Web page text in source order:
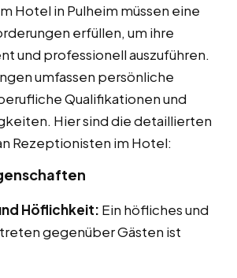
Hotel in Pulheim müssen eine
erfüllen, um ihre
und professionell auszuführen.
umfassen persönliche
Qualifikationen und
Hier sind die detaillierten
Rezeptionisten im Hotel:
Höflichkeit: Ein höfliches und
gegenüber Gästen ist